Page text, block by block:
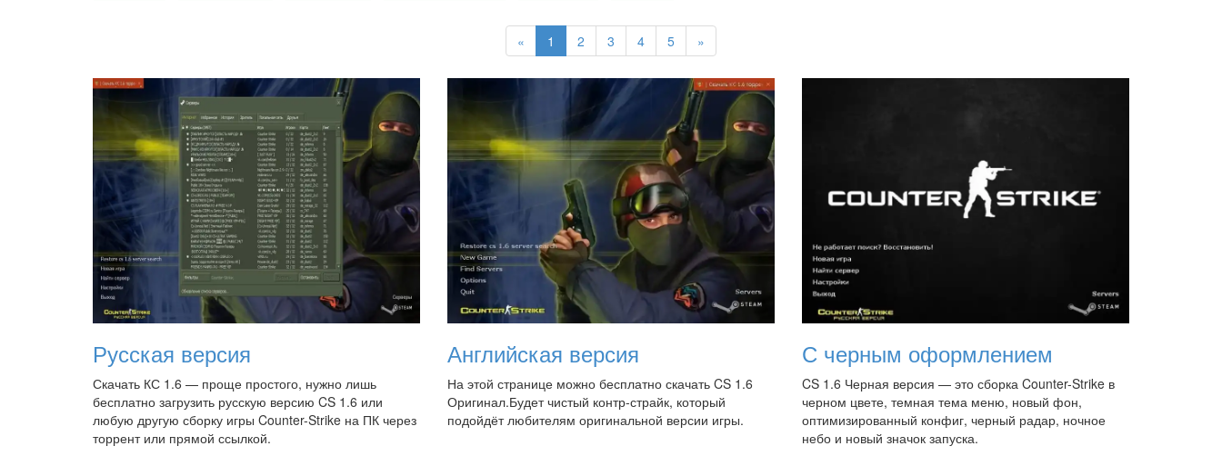
« 1 2 3 4 5 »
Русская версия
Скачать КС 1.6 — проще простого, нужно лишь
бесплатно загрузить русскую версию CS 1.6 или
любую другую сборку игры Counter-Strike на ПК через
торрент или прямой ссылкой.
Английская версия
На этой странице можно бесплатно скачать CS 1.6
Оригинал.Будет чистый контр-страйк, который
подойдёт любителям оригинальной версии игры.
С черным оформлением
CS 1.6 Черная версия — это сборка Counter-Strike в
черном цвете, темная тема меню, новый фон,
оптимизированный конфиг, черный радар, ночное
небо и новый значок запуска.